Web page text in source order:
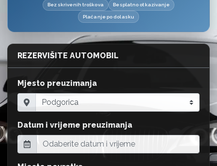
Bez skrivenih troškova Besplatno otkazivanje
Plaćanje po dolasku
REZERVIŠITE AUTOMOBIL
Mjesto preuzimanja
Datum i vrijeme preuzimanja